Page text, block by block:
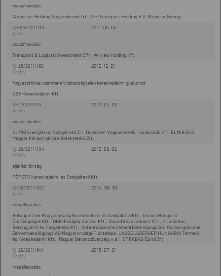
Waberer's Holding Vagyonkezelő Zrt. CEE Transport Holding B.V. Wáberer György
összefonódás
2011. 05. 05
Vj-025/2011/10
Transport & Logistic Investment S?rl. W-New Holding Kft.
összefonódás
2012. 12. 21
Vj-26/2011/192
CBA Kereskedelmi Kft.
fogyasztókkal szembeni tisztességtelen kereskedelmi gyakorlat
2012. 04. 02
Vj-27/2011/26
ELMIB Energetikai Szolgáltató Zrt. DunaCent Vagyonkezelő, Tanácsadó Kft. ELMIB Első
Magyar Infrastruktúra Befektetési Zrt.
összefonódás
2012. 08. 02
Vj-28/2011/104
FŐFOTÓ Kereskedelmi és Szolgáltató Kft.
eljárási bírság
2014. 06. 30
Vj-29/2011/522
Betonpartner Magyarország Kereskedelmi és Szolgáltató Kft., Cemex Hungária
Építőanyagok Kft., DBK-Földgép Építési Kft., Duna-Dráva Cement Kft., Frissbeton
Betongyártó és Forgalmazó Kft., Osteuropäische Zementbeteiligungs AG, Osteuropäische
Zementbeteiligungs AG Magyarországi Fióktelepe, LASSELSBERGER HUNGÁRIA Termelő
és Kereskedelmi Kft., Magyar Betonszövetség „v.a.”, STRABAG Építő Zrt.
megállapodás
2015. 07. 21
Vj-29/2011/641
megállapodás